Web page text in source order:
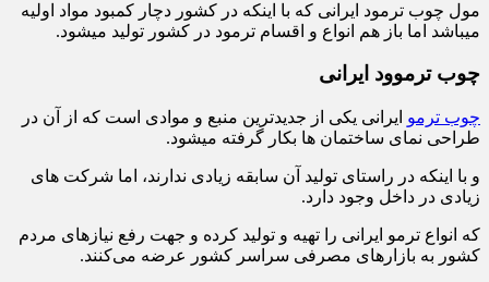
مول چوب ترمود ایرانی که با اینکه در کشور دچار کمبود مواد اولیه
میباشد اما باز هم انواع و اقسام ترمود در کشور تولید میشود.
چوب ترموود ایرانی
چوب ترمو ایرانی یکی از جدیدترین منبع و موادی است که از آن در
طراحی نمای ساختمان ها بکار گرفته میشود.
و با اینکه در راستای تولید آن سابقه زیادی ندارند، اما شرکت های
زیادی در داخل وجود دارد.
که انواع ترمو ایرانی را تهیه و تولید کرده و جهت رفع نیازهای مردم
کشور به بازارهای مصرفی سراسر کشور عرضه می‌کنند.